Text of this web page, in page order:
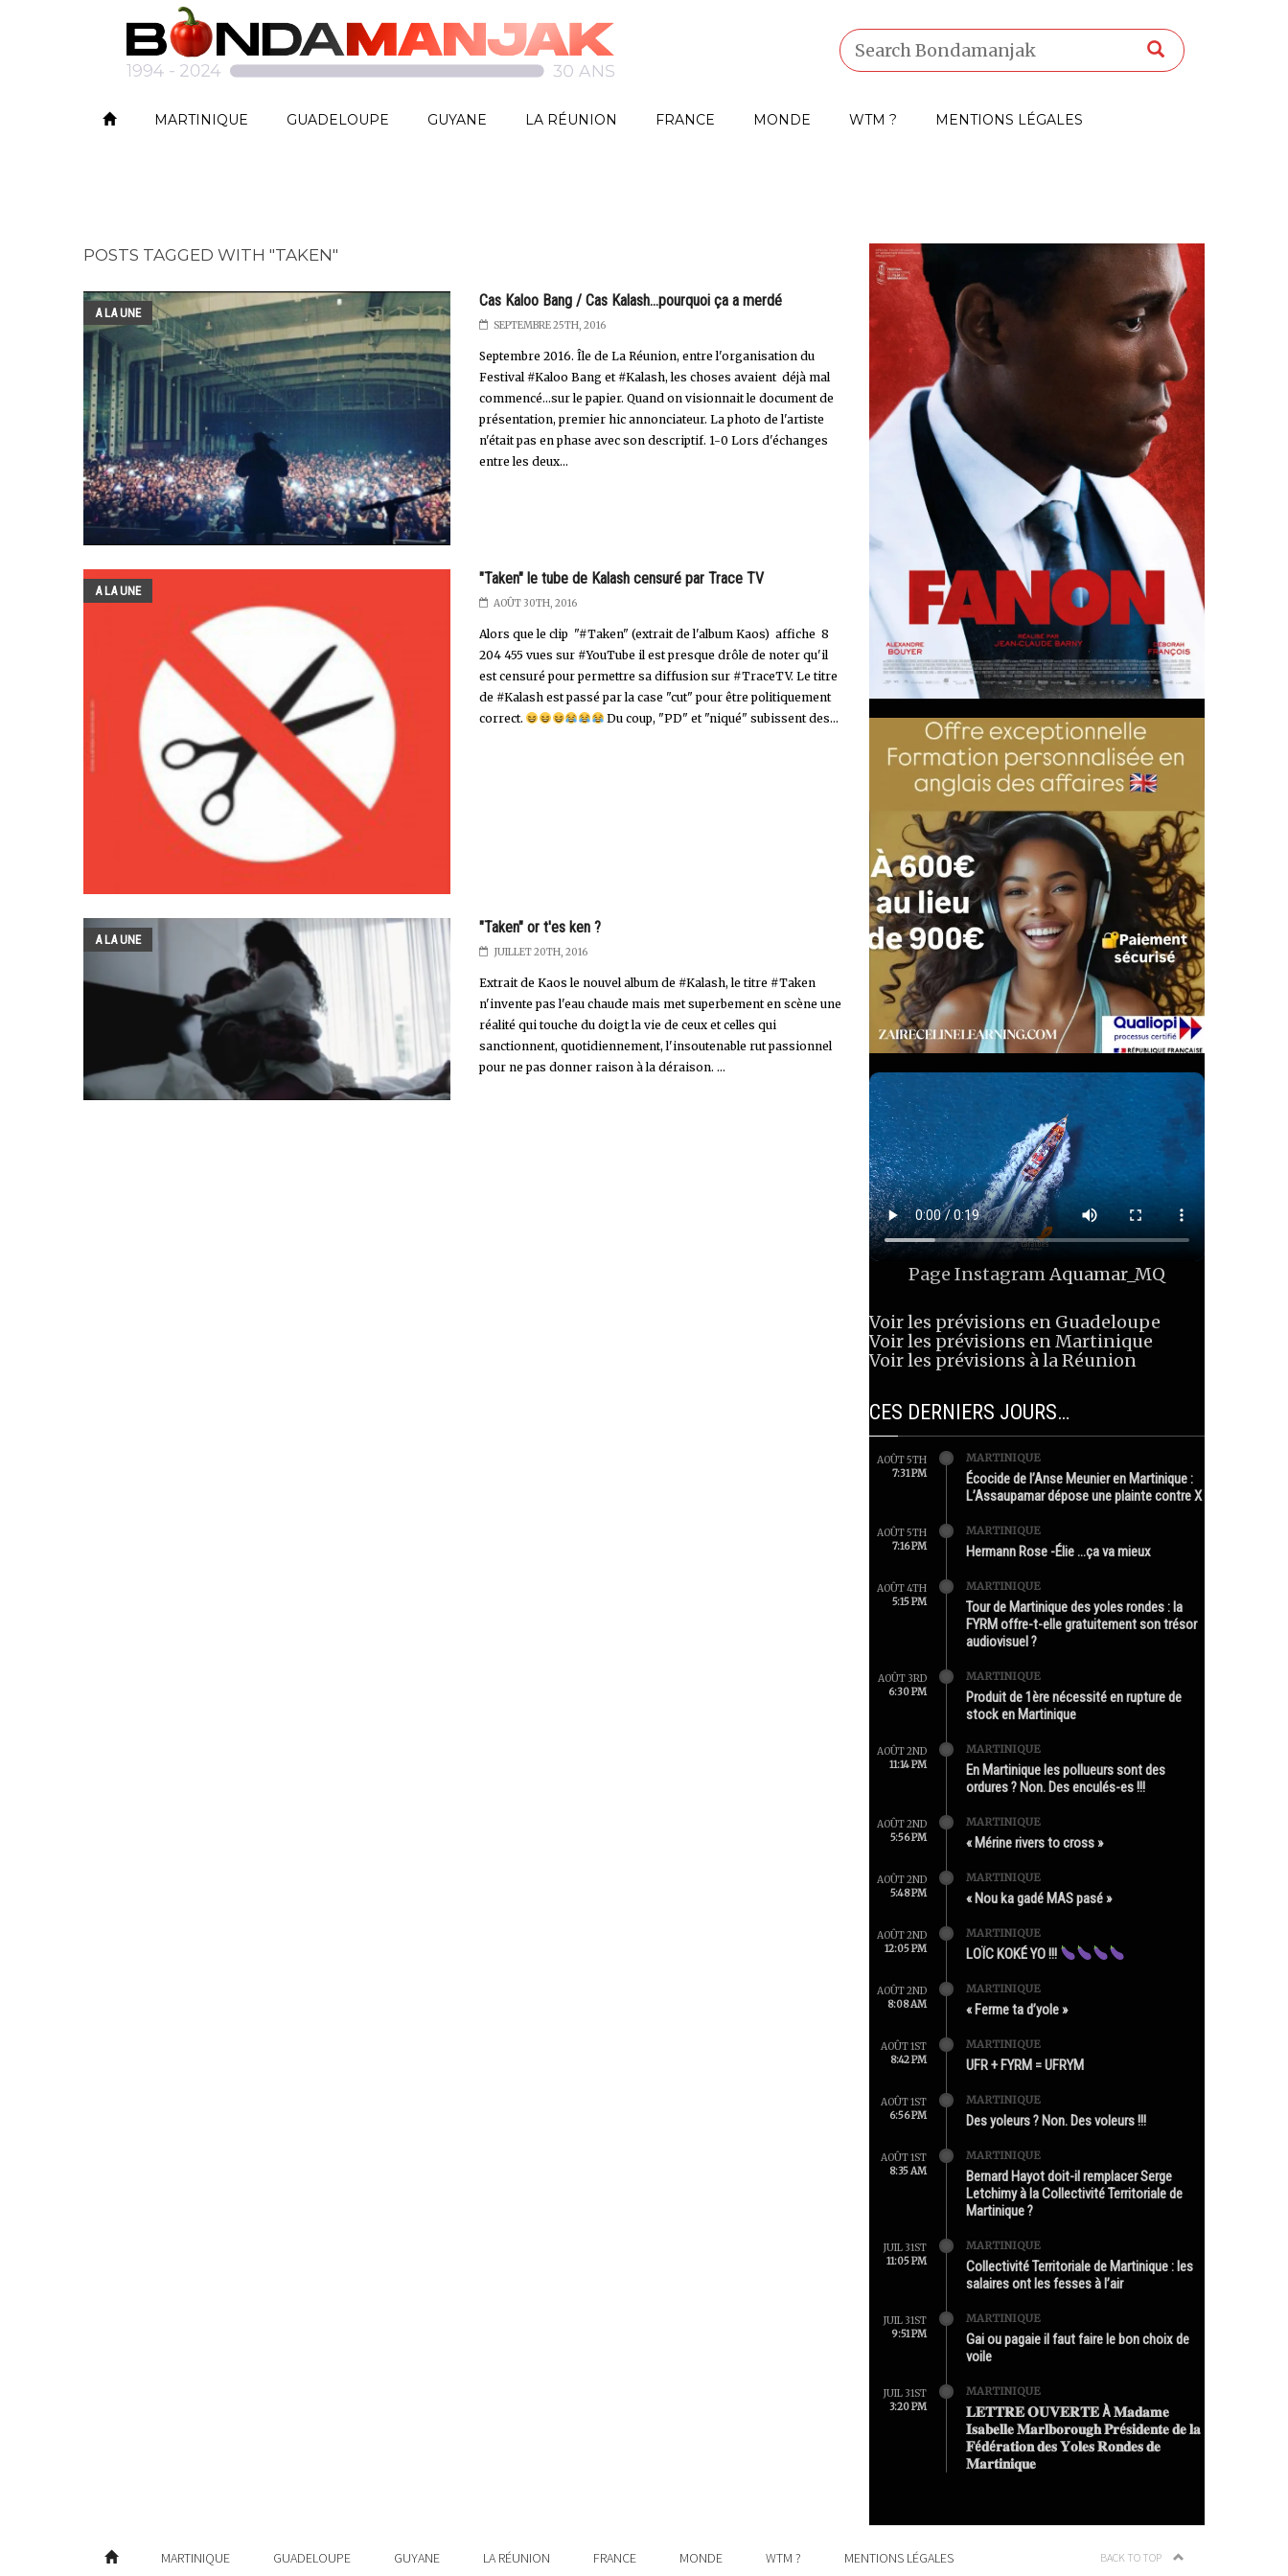
MARTINIQUE GUADELOUPE GUYANE LA RÉUNION FRANCE MONDE WTM ? MENTIONS LÉGALES
POSTS TAGGED WITH "TAKEN"
A LA UNE
Cas Kaloo Bang / Cas Kalash...pourquoi ça a merdé
SEPTEMBRE 25TH, 2016
Septembre 2016. Île de La Réunion, entre l'organisation du
Festival #Kaloo Bang et #Kalash, les choses avaient déjà mal
commencé...sur le papier. Quand on visionnait le document de
présentation, premier hic annonciateur. La photo de l'artiste
n'était pas en phase avec son descriptif. 1-0 Lors d'échanges
entre les deux...
A LA UNE
"Taken" le tube de Kalash censuré par Trace TV
AOÛT 30TH, 2016
Alors que le clip "#Taken" (extrait de l'album Kaos) affiche 8
204 455 vues sur #YouTube il est presque drôle de noter qu'il
est censuré pour permettre sa diffusion sur #TraceTV. Le titre
de #Kalash est passé par la case "cut" pour être politiquement
correct.
Du coup, "PD" et "niqué" subissent des...
A LA UNE
"Taken" or t'es ken ?
JUILLET 20TH, 2016
Extrait de Kaos le nouvel album de #Kalash, le titre #Taken
n'invente pas l'eau chaude mais met superbement en scène une
réalité qui touche du doigt la vie de ceux et celles qui
sanctionnent, quotidiennement, l'insoutenable rut passionnel
pour ne pas donner raison à la déraison. ...
Page InstagramAquamar_MQ
Voir les prévisions en Guadeloupe
Voir les prévisions en Martinique
Voir les prévisions à la Réunion
CES DERNIERS JOURS…
AOÛT 5TH
7:31 PM
MARTINIQUE
Écocide de l’Anse Meunier en Martinique :
L’Assaupamar dépose une plainte contre X
AOÛT 5TH
7:16 PM
MARTINIQUE
Hermann Rose -Élie …ça va mieux
AOÛT 4TH
5:15 PM
MARTINIQUE
Tour de Martinique des yoles rondes : la
FYRM offre-t-elle gratuitement son trésor
audiovisuel ?
AOÛT 3RD
6:30 PM
MARTINIQUE
Produit de 1ère nécessité en rupture de
stock en Martinique
AOÛT 2ND
11:14 PM
MARTINIQUE
En Martinique les pollueurs sont des
ordures ? Non. Des enculés-es !!!
AOÛT 2ND
5:56 PM
MARTINIQUE
« Mérine rivers to cross »
AOÛT 2ND
5:48 PM
MARTINIQUE
« Nou ka gadé MAS pasé »
AOÛT 2ND
12:05 PM
MARTINIQUE
LOÏC KOKÉ YO !!!
AOÛT 2ND
8:08 AM
MARTINIQUE
« Ferme ta d’yole »
AOÛT 1ST
8:42 PM
MARTINIQUE
UFR + FYRM = UFRYM
AOÛT 1ST
6:56 PM
MARTINIQUE
Des yoleurs ? Non. Des voleurs !!!
AOÛT 1ST
8:35 AM
MARTINIQUE
Bernard Hayot doit-il remplacer Serge
Letchimy à la Collectivité Territoriale de
Martinique ?
JUIL 31ST
11:05 PM
MARTINIQUE
Collectivité Territoriale de Martinique : les
salaires ont les fesses à l’air
JUIL 31ST
9:51 PM
MARTINIQUE
Gai ou pagaie il faut faire le bon choix de
voile
JUIL 31ST
3:20 PM
MARTINIQUE
𝐋𝐄𝐓𝐓𝐑𝐄 𝐎𝐔𝐕𝐄𝐑𝐓𝐄 À 𝐌𝐚𝐝𝐚𝐦𝐞
𝐈𝐬𝐚𝐛𝐞𝐥𝐥𝐞 𝐌𝐚𝐫𝐥𝐛𝐨𝐫𝐨𝐮𝐠𝐡 𝐏𝐫é𝐬𝐢𝐝𝐞𝐧𝐭𝐞 𝐝𝐞 𝐥𝐚
𝐅é𝐝é𝐫𝐚𝐭𝐢𝐨𝐧 𝐝𝐞𝐬 𝐘𝐨𝐥𝐞𝐬 𝐑𝐨𝐧𝐝𝐞𝐬 𝐝𝐞
𝐌𝐚𝐫𝐭𝐢𝐧𝐢𝐪𝐮𝐞
MARTINIQUE GUADELOUPE GUYANE LA RÉUNION FRANCE MONDE WTM ? MENTIONS LÉGALES BACK TO TOP